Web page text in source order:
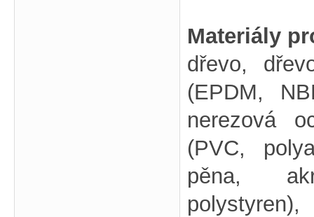
Materiály
dřevo,
(EPDM,
nerezová
(PVC,
pěna,